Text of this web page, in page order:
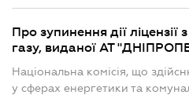
Про зупинення дії
газу, виданої АТ
Національна комісія, що
у сферах енергетики та